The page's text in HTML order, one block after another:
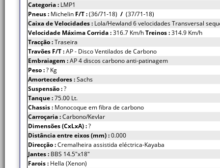
Categoria : LMP1
Pneus : Michelin F/T :(36/71-18) / (37/71-18)
Caixa de Velocidades : Lola/Hewland 6 velocidades Transversal
Velocidade Máxima Corrida :316.7 Km/hTreinos :314.9 Km/h
Tracção :Traseira
Travões F/T :AP - Disco Ventilados de Carbono
Embraiagem :AP 4 discos carbono anti-patinagem
Peso :? Kg
Amortecedores :Sachs
Suspensão :?
Tanque :75.00 Lt.
Chassis : Monocoque em fibra de carbono
Carroçaria :Carbono/Kevlar
Dimensões (CxLxA) :?
Distância entre eixos (mm) :0.000
Direcção :Cremalheira assistida eléctrica-Kayaba
Jantes : BBS 14.5"x18"
Farois : Hella (Xenon)